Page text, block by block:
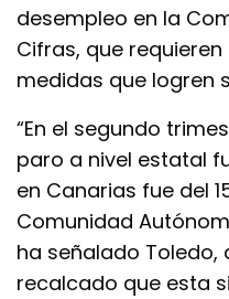
desempleo en la
Cifras, que
medidas que logren
“En el segundo
paro a nivel estatal
en Canarias fue del
Comunidad
ha señalado Toledo,
recalcado que esta